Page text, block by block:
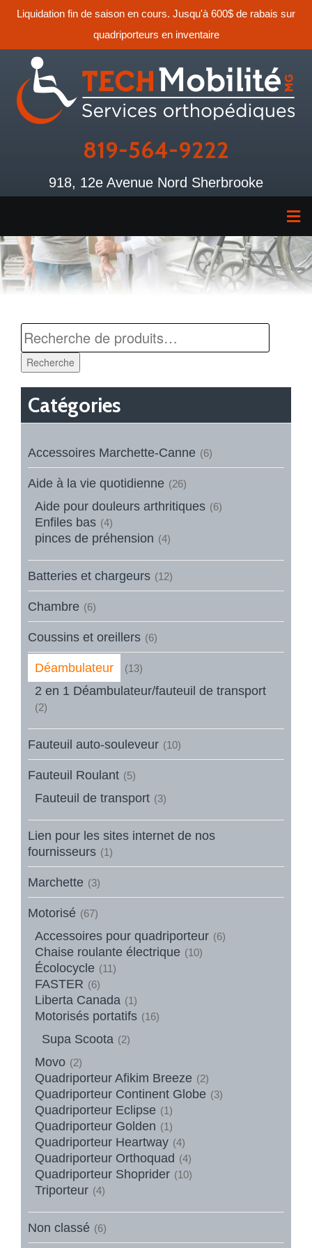
Liquidation fin de saison en cours. Jusqu'à 600$ de rabais sur
quadriporteurs en inventaire
819-564-9222
918, 12e Avenue Nord Sherbrooke
Recherche
Catégories
Accessoires Marchette-Canne (6)
Aide à la vie quotidienne (26)
Aide pour douleurs arthritiques (6)
Enfiles bas (4)
pinces de préhension (4)
Batteries et chargeurs (12)
Chambre (6)
Coussins et oreillers (6)
Déambulateur (13)
2 en 1 Déambulateur/fauteuil de transport
(2)
Fauteuil auto-souleveur (10)
Fauteuil Roulant (5)
Fauteuil de transport (3)
Lien pour les sites internet de nos
fournisseurs (1)
Marchette (3)
Motorisé (67)
Accessoires pour quadriporteur (6)
Chaise roulante électrique (10)
Écolocycle (11)
FASTER (6)
Liberta Canada (1)
Motorisés portatifs (16)
Supa Scoota (2)
Movo (2)
Quadriporteur Afikim Breeze (2)
Quadriporteur Continent Globe (3)
Quadriporteur Eclipse (1)
Quadriporteur Golden (1)
Quadriporteur Heartway (4)
Quadriporteur Orthoquad (4)
Quadriporteur Shoprider (10)
Triporteur (4)
Non classé (6)